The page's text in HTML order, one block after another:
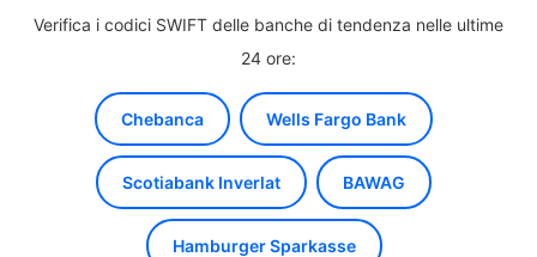
Verifica i codici SWIFT delle banche di tendenza nelle ultime
24 ore:
Chebanca Wells Fargo Bank
Scotiabank Inverlat BAWAG
Hamburger Sparkasse